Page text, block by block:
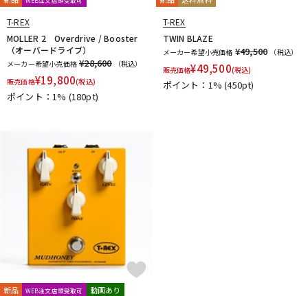
T-REX
MOLLER 2 Overdrive / Booster
（オーバードライブ）
メーカー希望小売価格 ¥28,600
（税込）
販売価格¥19,800(税込)
ポイント：1% (180pt)
T-REX
TWIN BLAZE
メーカー希望小売価格 ¥49,500
（税込）
販売価格¥49,500(税込)
ポイント：1%(450pt)
新品 WEB注文店頭受取可
動画あり